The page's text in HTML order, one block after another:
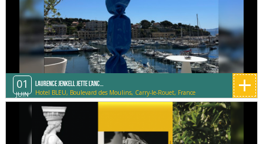
01
JUIN
Laurence Jenkell jette l’anc...
Hotel BLEU, Boulevard des Moulins, Carry-le-Rouet, France +